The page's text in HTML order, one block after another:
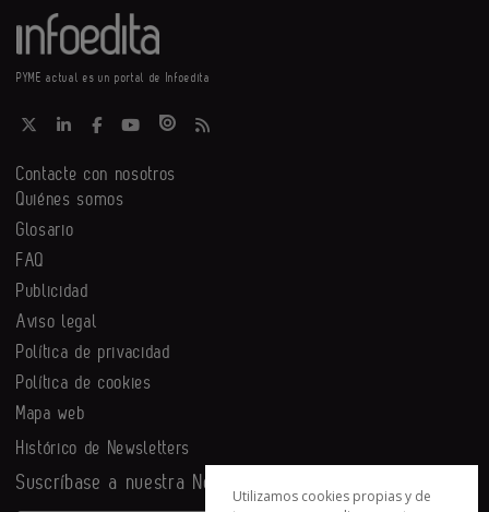
PYME actual es un portal de Infoedita
Contacte con nosotros
Quiénes somos
Glosario
FAQ
Publicidad
Aviso legal
Política de privacidad
Política de cookies
Mapa web
Histórico de Newsletters
Suscríbase a nuestra Newsletter
Utilizamos cookies propias y de